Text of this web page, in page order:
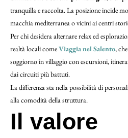
tranquilla e raccolta. La posizione incide
macchia mediterranea o vicini ai centri
Per chi desidera alternare relax ed
realtà locali comeViaggia nel Salento,
soggiorno in villaggio con escursioni,
dai circuiti più battuti.
La differenza sta nella possibilità di
alla comodità della struttura.
Il valore